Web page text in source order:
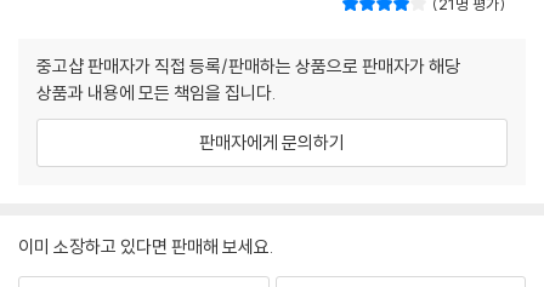
중고샵 판매자가 직접 등록/판매하는 상품으로 판매자가 해당
상품과 내용에 모든 책임을 집니다.
판매자에게 문의하기
이미 소장하고 있다면 판매해 보세요.